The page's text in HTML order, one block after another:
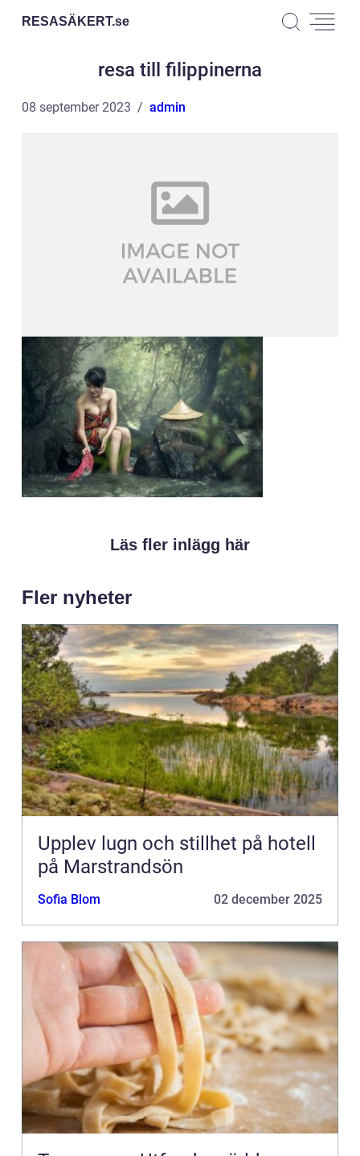
RESASÄKERT.se
resa till filippinerna
08 september 2023 admin
Läs fler inlägg här
Fler nyheter
Upplev lugn och stillhet på hotell
på Marstrandsön
Sofia Blom 02 december 2025